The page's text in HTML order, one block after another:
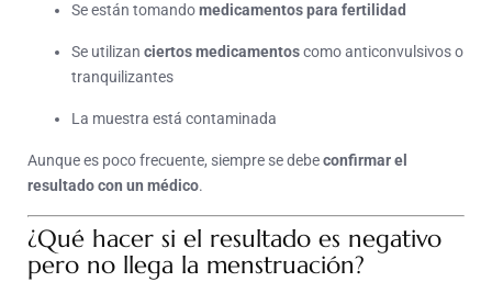
Se están tomandomedicamentos para fertilidad
Se utilizan ciertos medicamentoscomo anticonvulsivos o
tranquilizantes
La muestra está contaminada
Aunque es poco frecuente, siempre se debeconfirmar el
resultado con un médico.
¿Qué hacer si el resultado es negativo
pero no llega la menstruación?